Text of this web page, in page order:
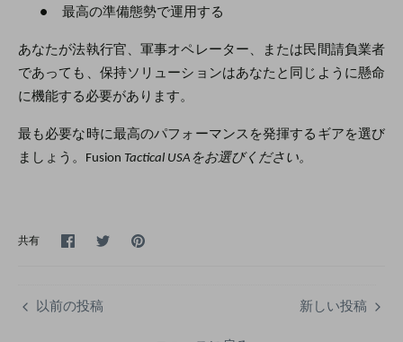
● 最高の準備態勢で運用する
あなたが法執行官、軍事オペレーター、または民間請負業者
であっても、保持ソリューションはあなたと同じように懸命
に機能する必要があります。
最も必要な時に最高のパフォーマンスを発揮するギアを選び
ましょう。Fusion Tactical USAをお選びください。
共有
Facebook
で
Twitterピ
以前の投稿 新しい投稿